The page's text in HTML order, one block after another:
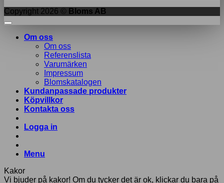
Copyright 2026 © Bloms AB
Om oss
Om oss
Referenslista
Varumärken
Impressum
Blomskatalogen
Kundanpassade produkter
Köpvillkor
Kontakta oss
Logga in
Menu
Kakor
Vi bjuder på kakor! Om du tycker det är ok, klickar du bara på